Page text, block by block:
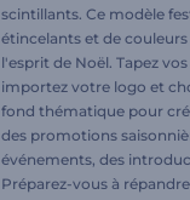
scintillants. Ce modèle
étincelants et de
l'esprit de Noël. Tapez
importez votre logo et
fond thématique pour
des promotions
événements, des
Préparez-vous à